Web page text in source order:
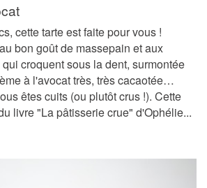
cette tarte est faite pour vous !
bon goût de massepain et aux
croquent sous la dent, surmontée
à l'avocat très, très cacaotée…
êtes cuits (ou plutôt crus !). Cette
livre "La pâtisserie crue" d'Ophélie...